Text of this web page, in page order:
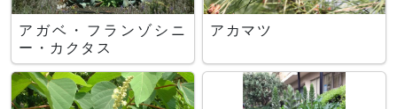
アガベ・フランゾシニ
ー・カクタス
アカマツ